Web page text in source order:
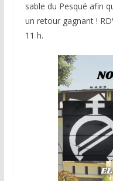
sable du Pesqué afin
un retour gagnant !
11 h.